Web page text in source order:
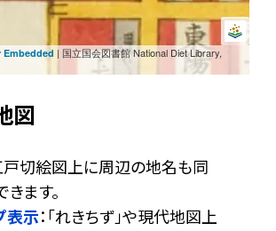
Embedded | 国立国会図書館 National Diet Library,
図
戸切絵図上に周辺の地名も同
ます。
表示：「れきちず」や現代地図上